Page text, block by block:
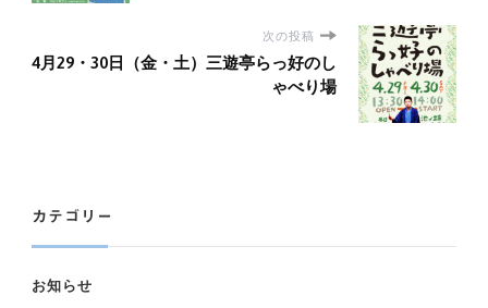
次の投稿
4月29・30日（金・土）三遊亭らっ好のし
ゃべり場
カテゴリー
お知らせ